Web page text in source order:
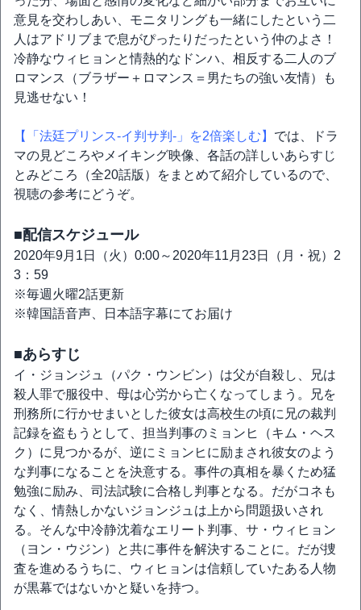
意見を交わしあい、モニタリングも一緒にしたという二
人はアドリブまで息がぴったりだったという仲のよさ！
冷静なウィヒョンと情熱的なドンハ、相反する二人のブ
ロマンス（ブラザー＋ロマンス＝男たちの強い友情）も
見逃せない！
【「法廷プリンス-イ判サ判-」を2倍楽しむ】 では、ドラ
マの見どころやメイキング映像、各話の詳しいあらすじ
とみどころ（全20話版）をまとめて紹介しているので、
視聴の参考にどうぞ。
■配信スケジュール
2020年9月1日（火）0:00～2020年11月23日（月・祝）2
3：59
※毎週火曜2話更新
※韓国語音声、日本語字幕にてお届け
■あらすじ
イ・ジョンジュ（パク・ウンビン）は父が自殺し、兄は
殺人罪で服役中、母は心労から亡くなってしまう。兄を
刑務所に行かせまいとした彼女は高校生の頃に兄の裁判
記録を盗もうとして、担当判事のミョンヒ（キム・ヘス
ク）に見つかるが、逆にミョンヒに励まされ彼女のよう
な判事になることを決意する。事件の真相を暴くため猛
勉強に励み、司法試験に合格し判事となる。だがコネも
なく、情熱しかないジョンジュは上から問題扱いされ
る。そんな中冷静沈着なエリート判事、サ・ウィヒョン
（ヨン・ウジン）と共に事件を解決することに。だが捜
査を進めるうちに、ウィヒョンは信頼していたある人物
が黒幕ではないかと疑いを持つ。